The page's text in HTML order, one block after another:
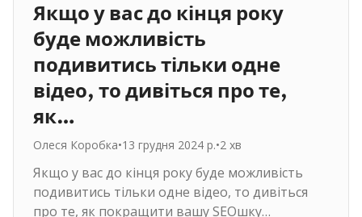
Якщо у вас до кінця року
буде можливість
подивитись тільки одне
відео, то дивіться про те,
як…
Олеся Коробка•13 грудня 2024 р.•2 хв
Якщо у вас до кінця року буде можливість
подивитись тільки одне відео, то дивіться
про те, як покращити вашу SEOшку